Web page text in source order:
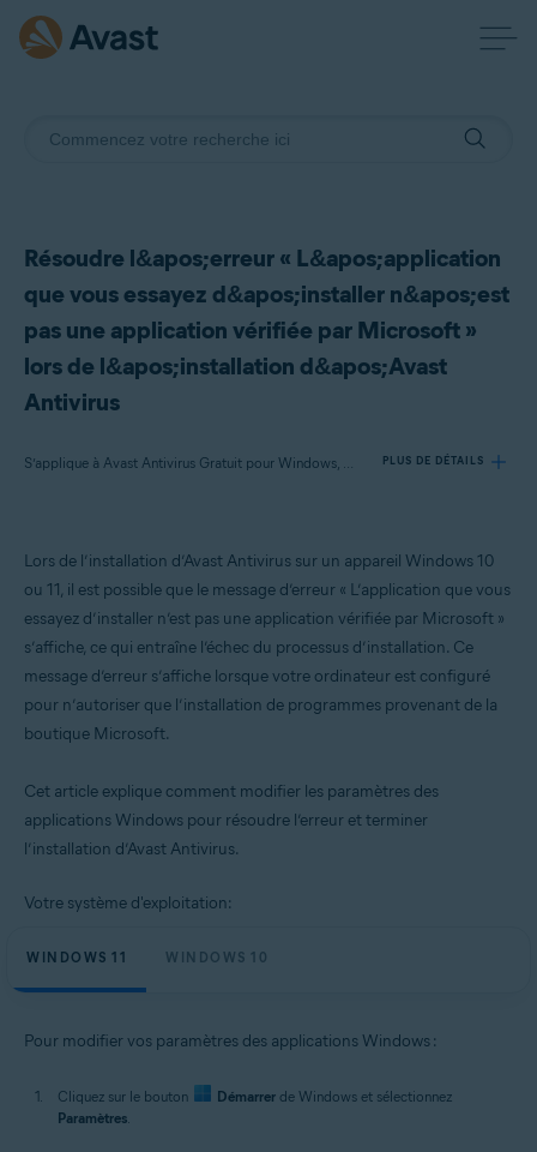
Résoudre l&apos;erreur « L&apos;application
que vous essayez d&apos;installer n&apos;est
pas une application vérifiée par Microsoft »
lors de l&apos;installation d&apos;Avast
Antivirus
S’applique à Avast Antivirus Gratuit pour Windows, Avast Premium Security pour Windows PLUS DE DÉTAILS
Produits:
Avast Antivirus Gratuit 24.x pour Windows
Systèmes d'exploitation:
Microsoft Windows 10 Famille/Pro/Entreprise/Éducation (32/64 bits)
Lors de l’installation d’Avast Antivirus sur un appareil Windows 10
ou 11, il est possible que le message d’erreur « L’application que vous
essayez d’installer n’est pas une application vérifiée par Microsoft »
s’affiche, ce qui entraîne l’échec du processus d’installation. Ce
message d’erreur s’affiche lorsque votre ordinateur est configuré
pour n’autoriser que l’installation de programmes provenant de la
boutique Microsoft.
Cet article explique comment modifier les paramètres des
applications Windows pour résoudre l’erreur et terminer
l’installation d’Avast Antivirus.
Votre système d'exploitation:
WINDOWS 11 WINDOWS 10
Pour modifier vos paramètres des applications Windows :
Cliquez sur le bouton Démarrer de Windows et sélectionnez
Paramètres.